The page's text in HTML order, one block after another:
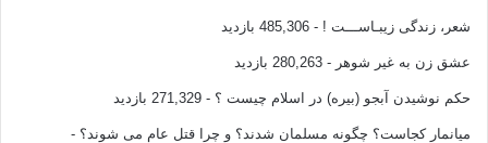
شعر، زندگی زیبـاســـت ! - 485,306 بازدید
عشق زن به غیر شوهر - 280,263 بازدید
حکم نوشیدن آبجو (بیره) در اسلام چیست ؟ - 271,329 بازدید
میانمار کجاست؟ چگونه مسلمان شدند؟ و چرا قتل عام می شوند؟ -